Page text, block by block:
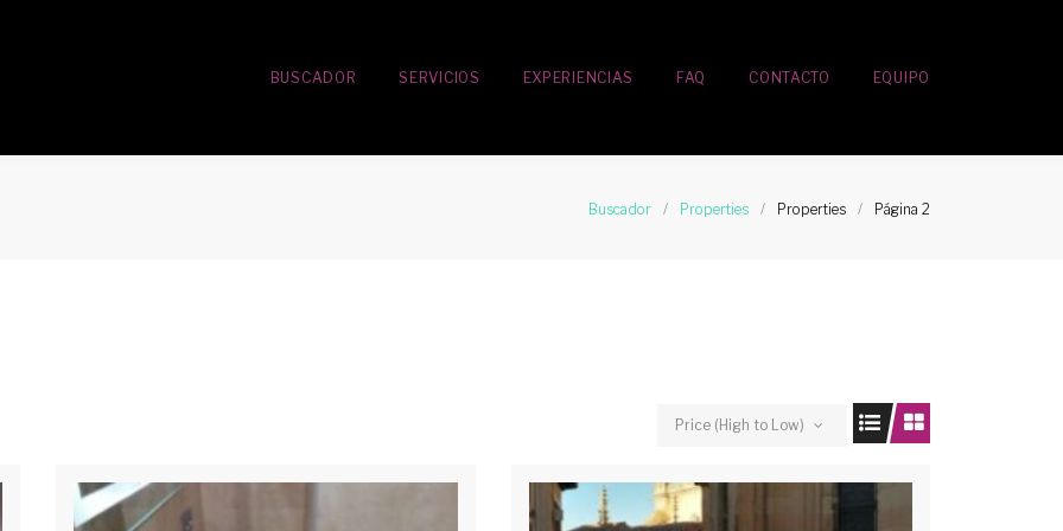
BUSCADOR SERVICIOS EXPERIENCIAS FAQ CONTACTO EQUIPO
Buscador / Properties / Properties / Página 2
Price (High to Low)